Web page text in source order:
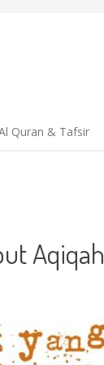
Quran & Tafsir
Aqiqah